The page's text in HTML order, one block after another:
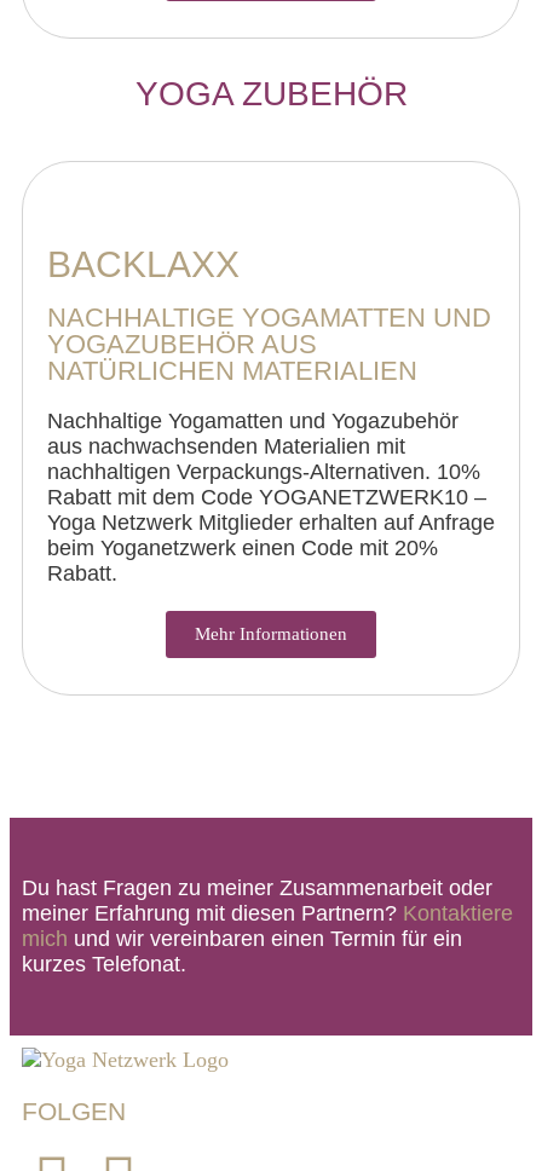
YOGA ZUBEHÖR
BACKLAXX
NACHHALTIGE YOGAMATTEN UND
YOGAZUBEHÖR AUS
NATÜRLICHEN MATERIALIEN
Nachhaltige Yogamatten und Yogazubehör
aus nachwachsenden Materialien mit
nachhaltigen Verpackungs-Alternativen. 10%
Rabatt mit dem Code YOGANETZWERK10 –
Yoga Netzwerk Mitglieder erhalten auf Anfrage
beim Yoganetzwerk einen Code mit 20%
Rabatt.
Mehr Informationen
Du hast Fragen zu meiner Zusammenarbeit oder
meiner Erfahrung mit diesen Partnern? Kontaktiere
mich und wir vereinbaren einen Termin für ein
kurzes Telefonat.
FOLGEN